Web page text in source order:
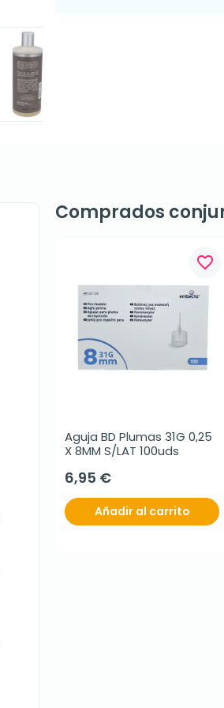
Comprados
favorite_border
Aguja BD Plumas 31G 0,25
X 8MM S/LAT 100uds
6,95 €
Añadir al carrito